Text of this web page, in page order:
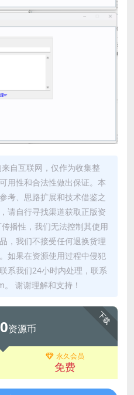
自互联网，仅作为收集整
用性和合法性做出保证。本
考、思路扩展和技术借鉴之
请自行寻找渠道获取正版资
播性，我们无法控制其使用
，我们不接受任何退换货理
如果在资源使用过程中侵犯
系我们24小时内处理，联系
谢谢理解和支持！
下载
资源币
永久会员
免费